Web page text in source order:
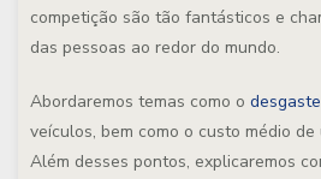
competição são tão fantásticos e
das pessoas ao redor do mundo.
Abordaremos temas como o
veículos, bem como o custo médio
Além desses pontos, explicaremos